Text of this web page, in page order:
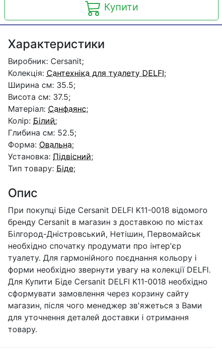
Купити
Характеристики
Виробник: Cersanit;
Колекція: Сантехніка для туалету DELFI;
Ширина см: 35.5;
Висота см: 37.5;
Матеріал: Санфаянс;
Колір: Білий;
Глибина см: 52.5;
Форма: Овальна;
Установка: Підвісний;
Тип товару: Біде;
Опис
При покупці Біде Cersanit DELFI K11-0018 відомого
бренду Cersanit в магазин з доставкою по містах
Білгород-Дністровський, Нетішин, Первомайськ
необхідно спочатку продумати про інтер'єр
туалету. Для гармонійного поєднання кольору і
форми необхідно звернути увагу на колекції DELFI.
Для Купити Біде Cersanit DELFI K11-0018 необхідно
сформувати замовлення через корзину сайту
магазин, після чого менеджер зв'яжеться з Вами
для уточнення деталей доставки і отримання
товару.